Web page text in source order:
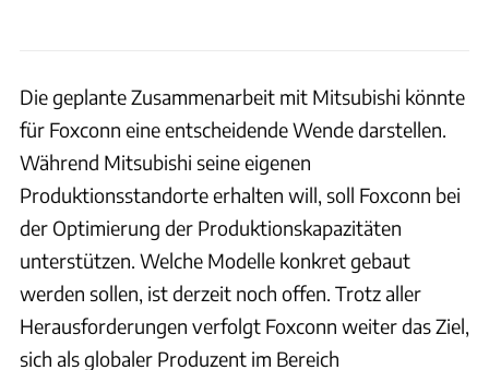
Die geplante Zusammenarbeit mit Mitsubishi könnte
für Foxconn eine entscheidende Wende darstellen.
Während Mitsubishi seine eigenen
Produktionsstandorte erhalten will, soll Foxconn bei
der Optimierung der Produktionskapazitäten
unterstützen. Welche Modelle konkret gebaut
werden sollen, ist derzeit noch offen. Trotz aller
Herausforderungen verfolgt Foxconn weiter das Ziel,
sich als globaler Produzent im Bereich